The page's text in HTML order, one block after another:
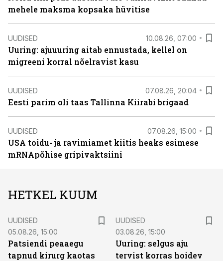
mehele maksma kopsaka hüvitise
UUDISED 10.08.26, 07:00
Uuring: ajuuuring aitab ennustada, kellel on
migreeni korral nõelravist kasu
UUDISED 07.08.26, 20:04
Eesti parim oli taas Tallinna Kiirabi brigaad
UUDISED 07.08.26, 15:00
USA toidu- ja ravimiamet kiitis heaks esimese
mRNApõhise gripivaktsiini
HETKEL KUUM
UUDISED
05.08.26, 15:00
Patsiendi peaaegu
tapnud kirurg kaotas
UUDISED
03.08.26, 15:00
Uuring: selgus aju
tervist korras hoidev